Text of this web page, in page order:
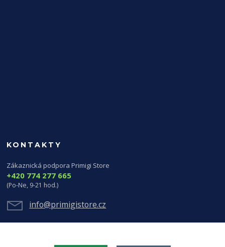
KONTAKTY
Zákaznická podpora Primigi Store
+420 774 277 665
(Po-Ne, 9-21 hod.)
info@primigistore.cz